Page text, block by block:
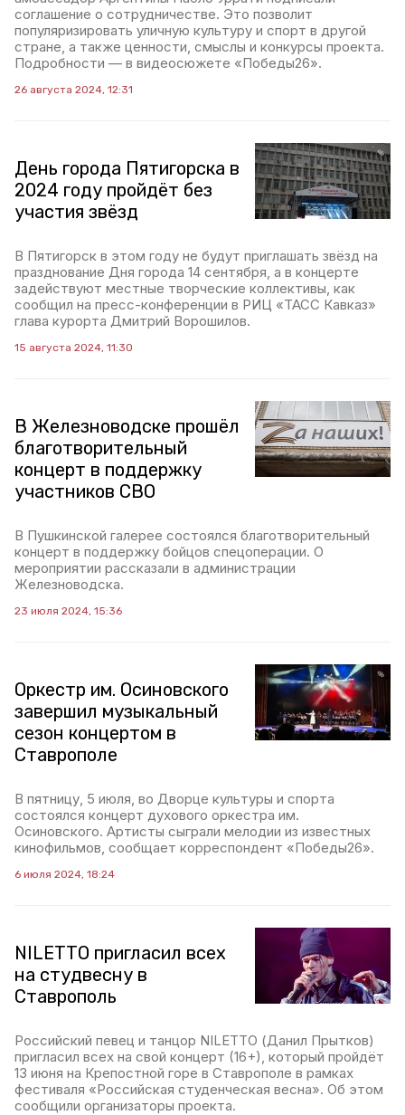
соглашение о сотрудничестве. Это позволит
популяризировать уличную культуру и спорт в другой
стране, а также ценности, смыслы и конкурсы проекта.
Подробности — в видеосюжете «Победы26».
26 августа 2024, 12:31
День города Пятигорска в
2024 году пройдёт без
участия звёзд
В Пятигорск в этом году не будут приглашать звёзд на
празднование Дня города 14 сентября, а в концерте
задействуют местные творческие коллективы, как
сообщил на пресс-конференции в РИЦ «ТАСС Кавказ»
глава курорта Дмитрий Ворошилов.
15 августа 2024, 11:30
В Железноводске прошёл
благотворительный
концерт в поддержку
участников СВО
В Пушкинской галерее состоялся благотворительный
концерт в поддержку бойцов спецоперации. О
мероприятии рассказали в администрации
Железноводска.
23 июля 2024, 15:36
Оркестр им. Осиновского
завершил музыкальный
сезон концертом в
Ставрополе
В пятницу, 5 июля, во Дворце культуры и спорта
состоялся концерт духового оркестра им.
Осиновского. Артисты сыграли мелодии из известных
кинофильмов, сообщает корреспондент «Победы26».
6 июля 2024, 18:24
NILETTO пригласил всех
на студвесну в
Ставрополь
Российский певец и танцор NILETTO (Данил Прытков)
пригласил всех на свой концерт (16+), который пройдёт
13 июня на Крепостной горе в Ставрополе в рамках
фестиваля «Российская студенческая весна». Об этом
сообщили организаторы проекта.